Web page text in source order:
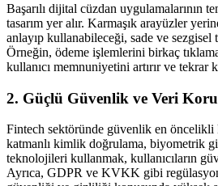
Başarılı dijital cüzdan uygulamalarının
tasarım yer alır. Karmaşık arayüzler
anlayıp kullanabileceği, sade ve sezgisel
Örneğin, ödeme işlemlerini birkaç
kullanıcı memnuniyetini artırır ve tekrar
2. Güçlü Güvenlik ve Veri
Fintech sektöründe güvenlik en
katmanlı kimlik doğrulama, biyometrik
teknolojileri kullanmak, kullanıcıların
Ayrıca, GDPR ve KVKK gibi